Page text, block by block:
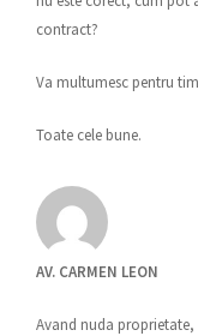
contract?
Va multumesc pentru
Toate cele bune.
AV. CARMEN LEON
Avand nuda